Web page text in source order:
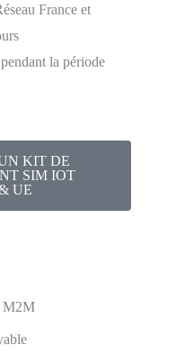
France et
la période
KIT DE
SIM IOT
UE
M2M